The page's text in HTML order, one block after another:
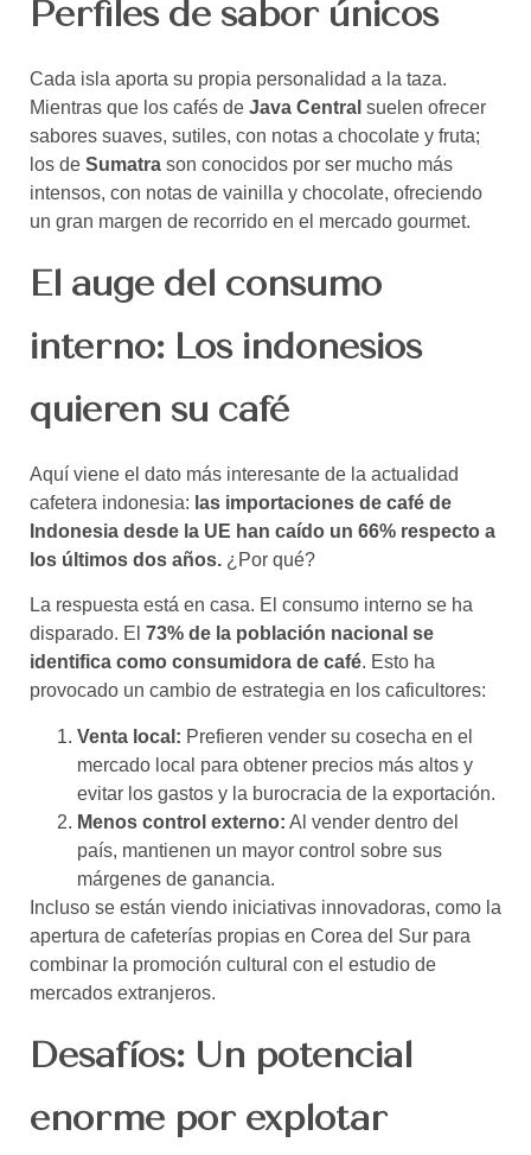
Perfiles de sabor únicos
Cada isla aporta su propia personalidad a la taza.
Mientras que los cafés de Java Central suelen ofrecer
sabores suaves, sutiles, con notas a chocolate y fruta;
los de Sumatra son conocidos por ser mucho más
intensos, con notas de vainilla y chocolate, ofreciendo
un gran margen de recorrido en el mercado gourmet.
El auge del consumo
interno: Los indonesios
quieren su café
Aquí viene el dato más interesante de la actualidad
cafetera indonesia: las importaciones de café de
Indonesia desde la UE han caído un 66% respecto a
los últimos dos años. ¿Por qué?
La respuesta está en casa. El consumo interno se ha
disparado. El 73% de la población nacional se
identifica como consumidora de café. Esto ha
provocado un cambio de estrategia en los caficultores:
Venta local: Prefieren vender su cosecha en el
mercado local para obtener precios más altos y
evitar los gastos y la burocracia de la exportación.
Menos control externo: Al vender dentro del
país, mantienen un mayor control sobre sus
márgenes de ganancia.
Incluso se están viendo iniciativas innovadoras, como la
apertura de cafeterías propias en Corea del Sur para
combinar la promoción cultural con el estudio de
mercados extranjeros.
Desafíos: Un potencial
enorme por explotar